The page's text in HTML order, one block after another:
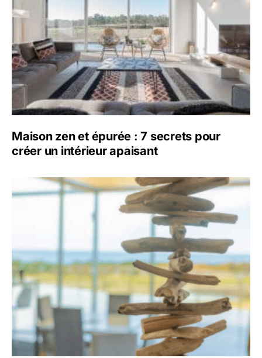
Maison zen et épurée : 7 secrets pour
créer un intérieur apaisant